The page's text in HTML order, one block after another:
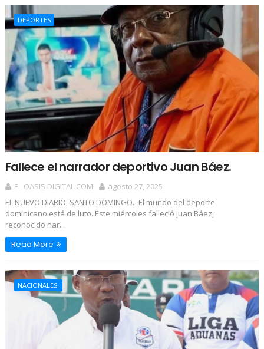
DEPORTES
Fallece el narrador deportivo Juan Báez.
EL OASIS DIGITAL.COM
agosto 27, 2025
EL NUEVO DIARIO, SANTO DOMINGO.- El mundo del deporte
dominicano está de luto. Este miércoles falleció Juan Báez,
reconocido nar...
Read More
NACIONALES.